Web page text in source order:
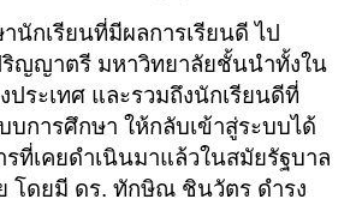
นักเรียนที่มีผลการเรียนดี ไป
ญญาตรี มหาวิทยาลัยชั้นนำทั้งใน
ประเทศ และรวมถึงนักเรียนดีที่
บการศึกษา ให้กลับเข้าสู่ระบบได้
รที่เคยดำเนินมาแล้วในสมัยรัฐบาล
โดยมี ดร. ทักษิณ ชินวัตร ดำรง